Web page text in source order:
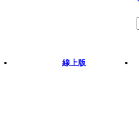
線上版